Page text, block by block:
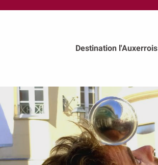
Destination l'Auxerrois